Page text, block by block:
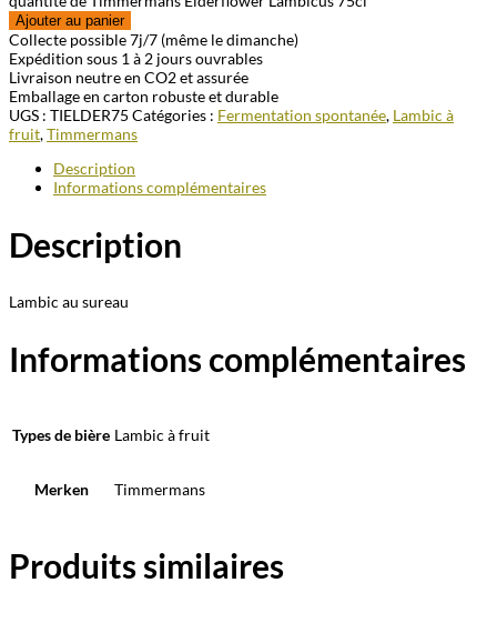
Ajouter au panier
Collecte possible 7j/7 (même le dimanche)
Expédition sous 1 à 2 jours ouvrables
Livraison neutre en CO2 et assurée
Emballage en carton robuste et durable
UGS : TIELDER75 Catégories : Fermentation spontanée, Lambic à
fruit,Timmermans
Description
Informations complémentaires
Description
Lambic au sureau
Informations complémentaires
Types de bière Lambic à fruit
Merken Timmermans
Produits similaires